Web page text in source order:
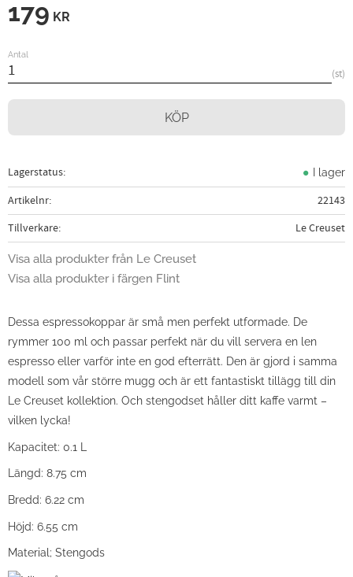
179 KR
Antal
st
KÖP
Lagerstatus I lager
Artikelnr
22143
Tillverkare
Le Creuset
Visa alla produkter från Le Creuset
Visa alla produkter i färgen Flint
Dessa espressokoppar är små men perfekt utformade. De
rymmer 100 ml och passar perfekt när du vill servera en len
espresso eller varför inte en god efterrätt. Den är gjord i samma
modell som vår större mugg och är ett fantastiskt tillägg till din
Le Creuset kollektion. Och stengodset håller ditt kaffe varmt –
vilken lycka!
Kapacitet: 0.1 L
Längd: 8.75 cm
Bredd: 6.22 cm
Höjd: 6.55 cm
Material; Stengods